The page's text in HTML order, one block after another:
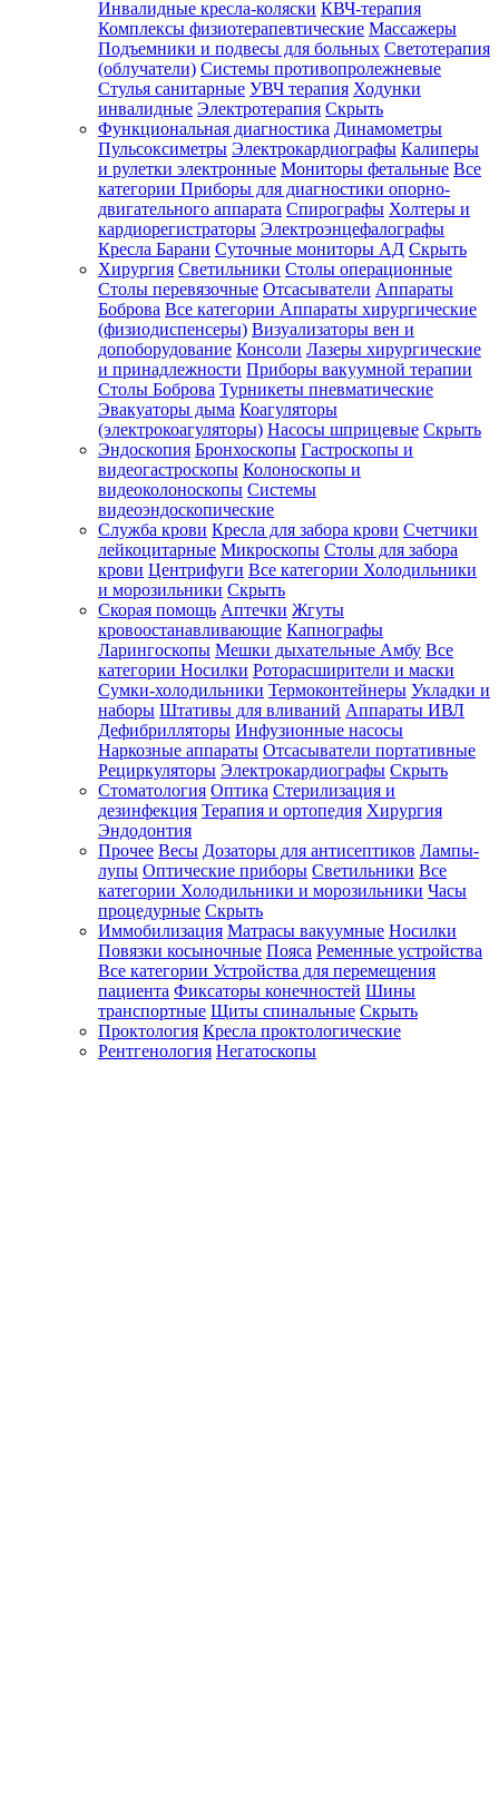
Инвалидные кресла-коляски КВЧ-терапия
Комплексы физиотерапевтические Массажеры
Подъемники и подвесы для больных Светотерапия
(облучатели) Системы противопролежневые
Стулья санитарные УВЧ терапия Ходунки
инвалидные Электротерапия Скрыть
Функциональная диагностика Динамометры
Пульсоксиметры Электрокардиографы Калиперы
и рулетки электронные Мониторы фетальные Все
категории Приборы для диагностики опорно-
двигательного аппарата Спирографы Холтеры и
кардиорегистраторы Электроэнцефалографы
Кресла Барани Суточные мониторы АД Скрыть
Хирургия Светильники Столы операционные
Столы перевязочные Отсасыватели Аппараты
Боброва Все категории Аппараты хирургические
(физиодиспенсеры) Визуализаторы вен и
допоборудование Консоли Лазеры хирургические
и принадлежности Приборы вакуумной терапии
Столы Боброва Турникеты пневматические
Эвакуаторы дыма Коагуляторы
(электрокоагуляторы) Насосы шприцевые Скрыть
Эндоскопия Бронхоскопы Гастроскопы и
видеогастроскопы Колоноскопы и
видеоколоноскопы Системы
видеоэндоскопические
Служба крови Кресла для забора крови Счетчики
лейкоцитарные Микроскопы Столы для забора
крови Центрифуги Все категории Холодильники
и морозильники Скрыть
Скорая помощь Аптечки Жгуты
кровоостанавливающие Капнографы
Ларингоскопы Мешки дыхательные Амбу Все
категории Носилки Роторасширители и маски
Сумки-холодильники Термоконтейнеры Укладки и
наборы Штативы для вливаний Аппараты ИВЛ
Дефибрилляторы Инфузионные насосы
Наркозные аппараты Отсасыватели портативные
Рециркуляторы Электрокардиографы Скрыть
Стоматология Оптика Стерилизация и
дезинфекция Терапия и ортопедия Хирургия
Эндодонтия
Прочее Весы Дозаторы для антисептиков Лампы-
лупы Оптические приборы Светильники Все
категории Холодильники и морозильники Часы
процедурные Скрыть
Иммобилизация Матрасы вакуумные Носилки
Повязки косыночные Пояса Ременные устройства
Все категории Устройства для перемещения
пациента Фиксаторы конечностей Шины
транспортные Щиты спинальные Скрыть
Проктология Кресла проктологические
Рентгенология Негатоскопы